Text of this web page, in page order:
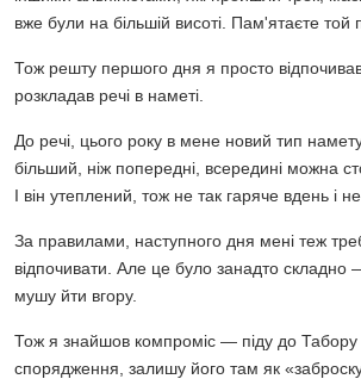
вже були на більшій висоті. Пам'ятаєте той
Тож решту першого дня я просто
розкладав речі в наметі.
До речі, цього року в мене новий тип
більший, ніж попередні, всередині можна
І він утеплений, тож не так гаряче вдень і
За правилами, наступного дня мені теж
відпочивати. Але це було занадто складно
мушу йти вгору.
Тож я знайшов компроміс — піду до Табору
спорядження, залишу його там як